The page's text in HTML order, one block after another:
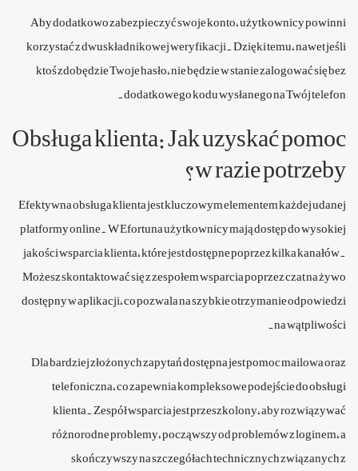
Aby dodatkowo zabezpieczyć swoje konto, użytkownicy powinni
korzystać z dwuskładnikowej weryfikacji. Dzięki temu, nawet jeśli
ktoś zdobędzie Twoje hasło, nie będzie w stanie zalogować się bez
dodatkowego kodu wysłanego na Twój telefon.
Obsługa klienta: Jak uzyskać pomoc
w razie potrzeby?
Efektywna obsługa klienta jest kluczowym elementem każdej udanej
platformy online. W Efortuna użytkownicy mają dostęp do wysokiej
jakości wsparcia klienta, które jest dostępne poprzez kilka kanałów.
Możesz skontaktować się z zespołem wsparcia poprzez czat na żywo
dostępny w aplikacji, co pozwala na szybkie otrzymanie odpowiedzi
na wątpliwości.
Dla bardziej złożonych zapytań dostępna jest pomoc mailowa oraz
telefoniczna, co zapewnia kompleksowe podejście do obsługi
klienta. Zespół wsparcia jest przeszkolony, aby rozwiązywać
różnorodne problemy, począwszy od problemów z loginem, a
skończywszy na szczegółach technicznych związanych z